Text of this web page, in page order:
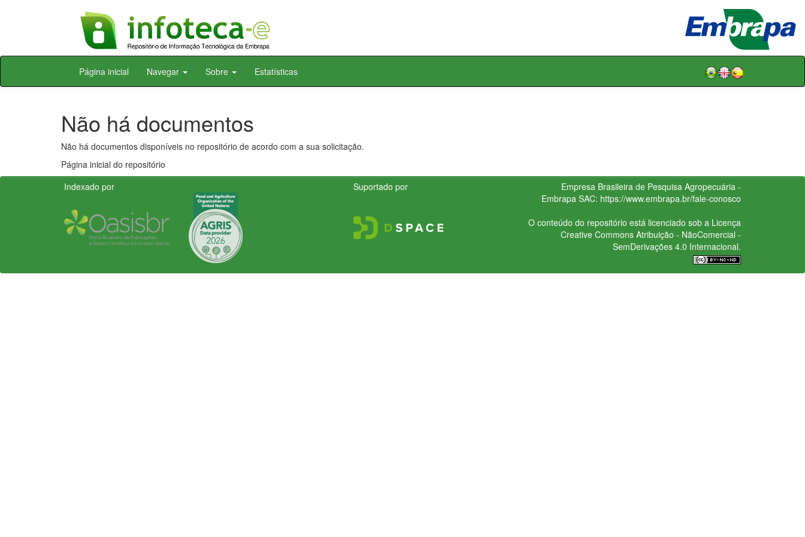
Skip
Página inicial Navegar Sobre Estatísticas
Não há documentos
Não há documentos disponíveis no repositório de acordo com a sua solicitação.
Página inicial do repositório
Indexado por
Suportado por
Empresa Brasileira de Pesquisa Agropecuária -
Embrapa SAC: https://www.embrapa.br/fale-conosco
O conteúdo do repositório está licenciado sob a Licença
Creative CommonsAtribuição - NãoComercial -
SemDerivações 4.0 Internacional.